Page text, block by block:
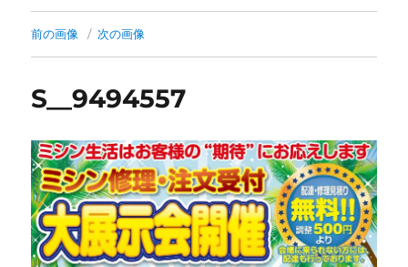
前の画像 次の画像
S__9494557